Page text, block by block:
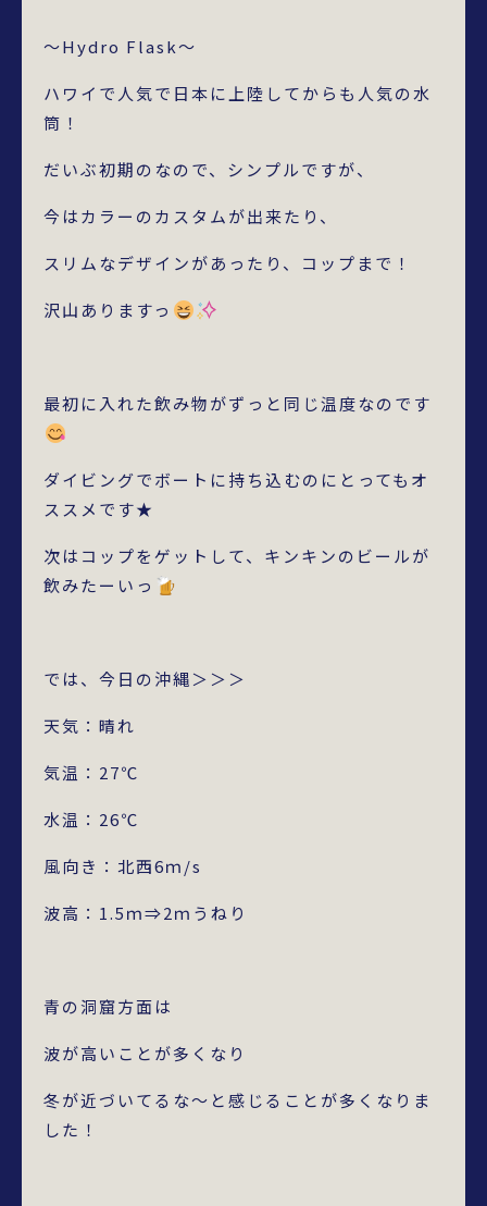
～Hydro Flask～
ハワイで人気で日本に上陸してからも人気の水
筒！
だいぶ初期のなので、シンプルですが、
今はカラーのカスタムが出来たり、
スリムなデザインがあったり、コップまで！
沢山ありますっ
最初に入れた飲み物がずっと同じ温度なのです
ダイビングでボートに持ち込むのにとってもオ
ススメです★
次はコップをゲットして、キンキンのビールが
飲みたーいっ
では、今日の沖縄＞＞＞
天気：晴れ
気温：27℃
水温：26℃
風向き：北西6ｍ/s
波高：1.5ｍ⇒2ｍうねり
青の洞窟方面は
波が高いことが多くなり
冬が近づいてるな～と感じることが多くなりま
した！